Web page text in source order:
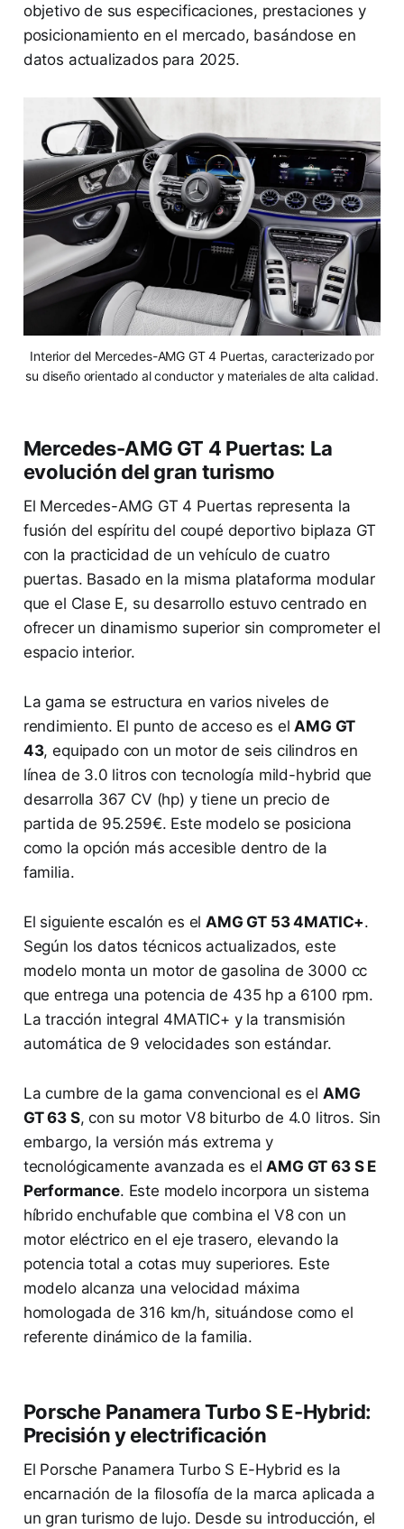
objetivo de sus especificaciones, prestaciones y
posicionamiento en el mercado, basándose en
datos actualizados para 2025.
Interior del Mercedes-AMG GT 4 Puertas, caracterizado por
su diseño orientado al conductor y materiales de alta calidad.
Mercedes-AMG GT 4 Puertas: La
evolución del gran turismo
El Mercedes-AMG GT 4 Puertas representa la
fusión del espíritu del coupé deportivo biplaza GT
con la practicidad de un vehículo de cuatro
puertas. Basado en la misma plataforma modular
que el Clase E, su desarrollo estuvo centrado en
ofrecer un dinamismo superior sin comprometer el
espacio interior.
La gama se estructura en varios niveles de
rendimiento. El punto de acceso es el AMG GT
43, equipado con un motor de seis cilindros en
línea de 3.0 litros con tecnología mild-hybrid que
desarrolla 367 CV (hp) y tiene un precio de
partida de 95.259€. Este modelo se posiciona
como la opción más accesible dentro de la
familia.
El siguiente escalón es el AMG GT 53 4MATIC+.
Según los datos técnicos actualizados, este
modelo monta un motor de gasolina de 3000 cc
que entrega una potencia de 435 hp a 6100 rpm.
La tracción integral 4MATIC+ y la transmisión
automática de 9 velocidades son estándar.
La cumbre de la gama convencional es el AMG
GT 63 S, con su motor V8 biturbo de 4.0 litros. Sin
embargo, la versión más extrema y
tecnológicamente avanzada es el AMG GT 63 S E
Performance. Este modelo incorpora un sistema
híbrido enchufable que combina el V8 con un
motor eléctrico en el eje trasero, elevando la
potencia total a cotas muy superiores. Este
modelo alcanza una velocidad máxima
homologada de 316 km/h, situándose como el
referente dinámico de la familia.
Porsche Panamera Turbo S E-Hybrid:
Precisión y electrificación
El Porsche Panamera Turbo S E-Hybrid es la
encarnación de la filosofía de la marca aplicada a
un gran turismo de lujo. Desde su introducción, el